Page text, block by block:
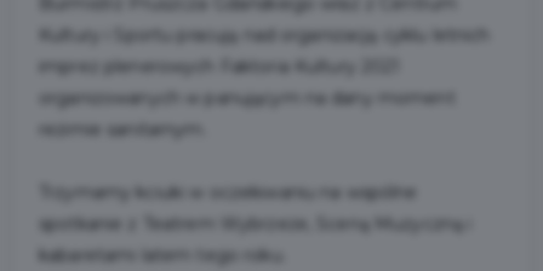
Kultury i Sportu pracują nad organizacją cyklu letnich
imprez plenerowych Faktoria Kultury 2021
organizowanych w panującym na dany moment
reżimie sanitarnym.
Trzymamy kciuki w oczekiwaniu na wspólne
spotkanie z Teatrem Wybrzeże, Sceną Muzyczną i
kabaretami latem tego roku.